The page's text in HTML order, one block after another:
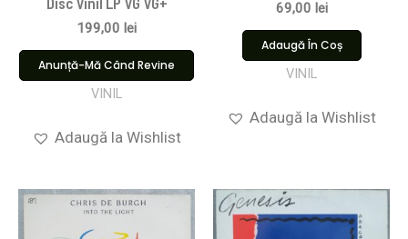
199,00 lei
Anunță-Mă Când Revine
VINIL
Adaugă la Wishlist
69,00 lei
Adaugă În Coș
VINIL
Adaugă la Wishlist